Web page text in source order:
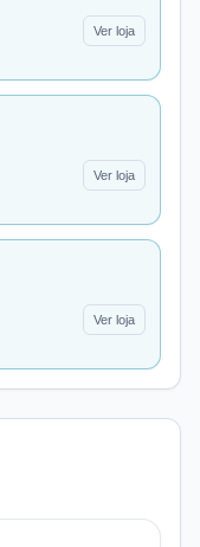
Ver loja
Ver loja
Ver loja